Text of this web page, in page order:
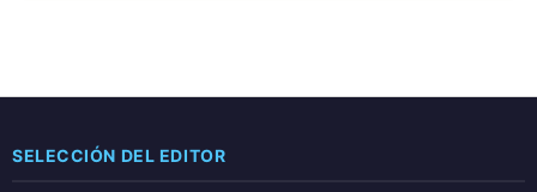
SELECCIÓN DEL EDITOR